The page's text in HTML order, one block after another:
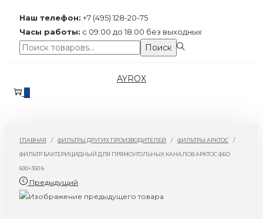
Наш телефон: +7 (495) 128-20-75
Часы работы: с 09:00 до 18:00 без выходных
Поиск:>
Поиск
к
к
AYROX
0
ГЛАВНАЯ / ФИЛЬТРЫ ДРУГИХ ПРОИЗВОДИТЕЛЕЙ / ФИЛЬТРЫ АРКТОС /
ФИЛЬТР БАКТЕРИЦИДНЫЙ ДЛЯ ПРЯМОУГОЛЬНЫХ КАНАЛОВ АРКТОС ФБО
600×350 6
Предыдущий